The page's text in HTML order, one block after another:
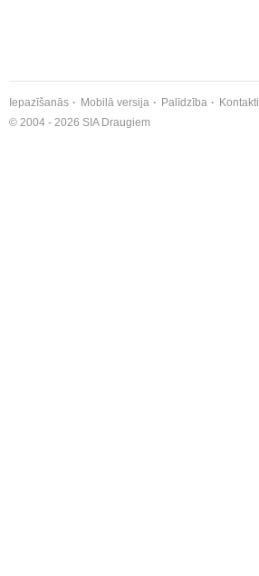
Iepazīšanās Mobilā versija Palīdzība Kontakti
© 2004 - 2026 SIA Draugiem